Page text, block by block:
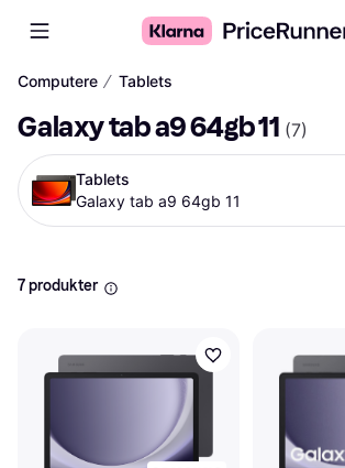
Computere ∕ Tablets
Galaxy tab a9 64gb 11 (7)
Tablets
Galaxy tab a9 64gb 11
7 produkter